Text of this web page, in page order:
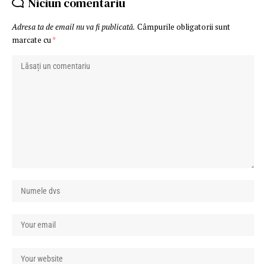
Adresa ta de email nu va fi publicată. Câmpurile obligatorii sunt
marcate cu*